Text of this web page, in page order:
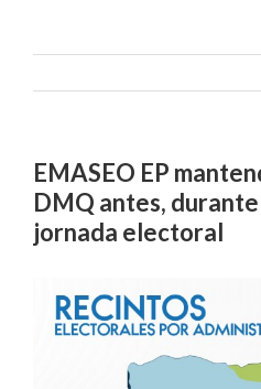
EMASEO EP
DMQ antes,
jornada electoral